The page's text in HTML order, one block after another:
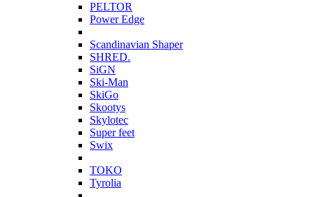
PELTOR
Power Edge
Scandinavian Shaper
SHRED.
SiGN
Ski-Man
SkiGo
Skootys
Skylotec
Super feet
Swix
TOKO
Tyrolia